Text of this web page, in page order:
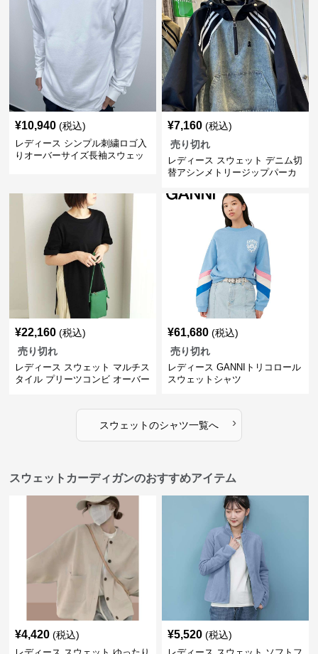
¥10,940 (税込)
レディース シンプル刺繍ロゴ入
りオーバーサイズ長袖スウェッ
¥7,160 (税込)
売り切れ
レディース スウェット デニム切
替アシンメトリージップパーカ
¥22,160 (税込)
売り切れ
レディース スウェット マルチス
タイル プリーツコンビ オーバー
¥61,680 (税込)
売り切れ
レディース GANNIトリコロール
スウェットシャツ
スウェットのシャツ一覧へ ›
スウェットカーディガンのおすすめアイテム
¥4,420 (税込) ¥5,520 (税込)